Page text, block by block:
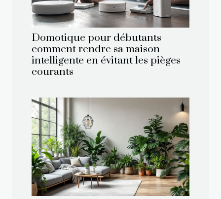
Domotique pour débutants
comment rendre sa maison
intelligente en évitant les pièges
courants